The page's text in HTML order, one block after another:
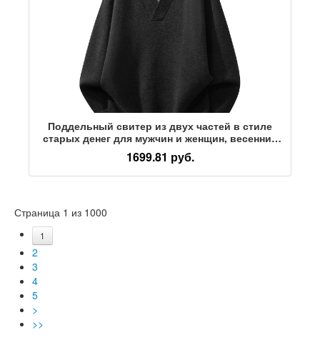
Поддельный свитер из двух частей в стиле
старых денег для мужчин и женщин, весенний
ретро универсальный свитер с отворотом,
американский ленивый повседневный топ
1699.81 руб.
Страница 1 из 1000
1
2
3
4
5
>
>>